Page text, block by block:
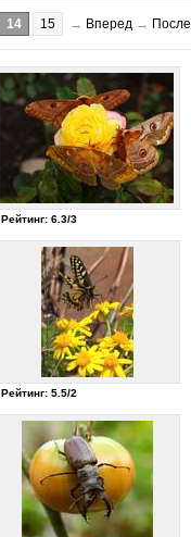
14 15 → Вперед →
Рейтинг: 6.3/3
Рейтинг: 5.5/2